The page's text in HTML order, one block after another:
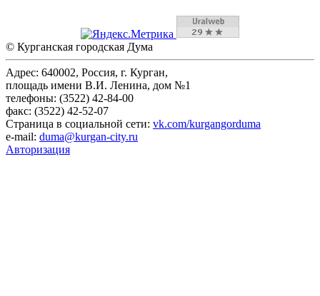
© Курганская городская Дума
Адрес: 640002, Россия, г. Курган,
площадь имени В.И. Ленина, дом №1
телефоны: (3522) 42-84-00
факс: (3522) 42-52-07
Страница в социальной сети: vk.com/kurgangorduma
e-mail: duma@kurgan-city.ru
Авторизация